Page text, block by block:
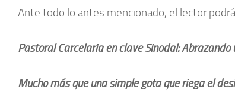
Ante todo lo antes mencionado, el lector
Pastoral Carcelaria en clave Sinodal: Abrazando
Mucho más que una simple gota que riega el